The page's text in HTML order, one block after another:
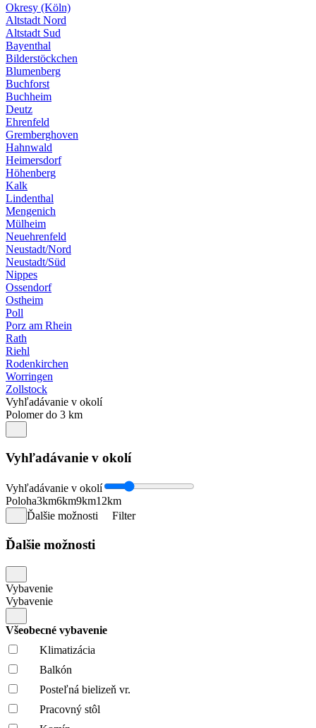
Okresy (Köln)
Altstadt Nord
Altstadt Sud
Bayenthal
Bilderstöckchen
Blumenberg
Buchforst
Buchheim
Deutz
Ehrenfeld
Gremberghoven
Hahnwald
Heimersdorf
Höhenberg
Kalk
Lindenthal
Mengenich
Mülheim
Neuehrenfeld
Neustadt/Nord
Neustadt/Süd
Nippes
Ossendorf
Ostheim
Poll
Porz am Rhein
Rath
Riehl
Rodenkirchen
Worringen
Zollstock
Vyhľadávanie v okolí
Polomer do 3 km
Vyhľadávanie v okolí
Vyhľadávanie v okolí
Poloha3km6km9km12km
Ďalšie možnosti
Filter
Ďalšie možnosti
Vybavenie
Vybavenie
Všeobecné vybavenie
Klimatizácia
Balkón
Posteľná bielizeň vr.
Pracovný stôl